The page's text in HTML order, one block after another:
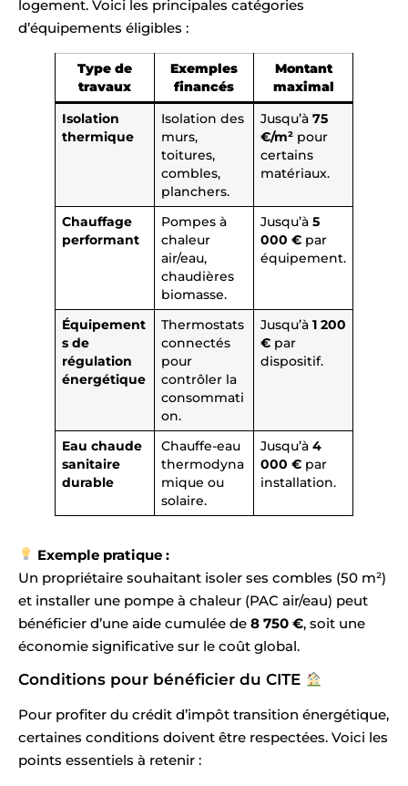
logement. Voici les principales catégories
d’équipements éligibles :
Type de
travaux
Exemples
financés
Montant
maximal
Isolation
thermique
Isolation des
murs,
toitures,
combles,
planchers.
Jusqu’à 75
€/m²pour
certains
matériaux.
Chauffage
performant
Pompes à
chaleur
air/eau,
chaudières
biomasse.
Jusqu’à 5
000 €par
équipement.
Équipement
s de
régulation
énergétique
Thermostats
connectés
pour
contrôler la
consommati
on.
Jusqu’à 1 200
€par
dispositif.
Eau chaude
sanitaire
durable
Chauffe-eau
thermodyna
mique ou
solaire.
Jusqu’à 4
000 €par
installation.
Exemple pratique :
Un propriétaire souhaitant isoler ses combles (50 m²)
et installer une pompe à chaleur (PAC air/eau) peut
bénéficier d’une aide cumulée de 8 750 €, soit une
économie significative sur le coût global.
Conditions pour bénéficier du CITE
Pour profiter du crédit d’impôt transition énergétique,
certaines conditions doivent être respectées. Voici les
points essentiels à retenir :